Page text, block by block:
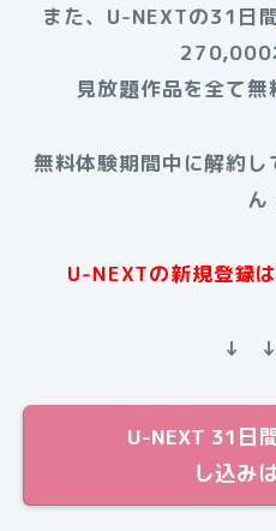
また、U-NEXTの31日
270,000
見放題作品を全て無
無料体験期間中に解約
ん
U-NEXTの新規登録
↓
U-NEXT 31日
し込み